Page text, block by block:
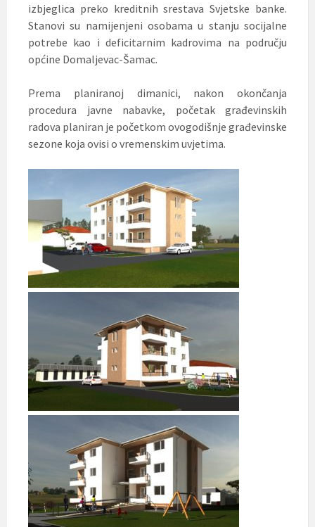
izbjeglica preko kreditnih srestava Svjetske banke.
Stanovi su namijenjeni osobama u stanju socijalne
potrebe kao i deficitarnim kadrovima na području
općine Domaljevac-Šamac.
Prema planiranoj dimanici, nakon okončanja
procedura javne nabavke, početak građevinskih
radova planiran je početkom ovogodišnje građevinske
sezone koja ovisi o vremenskim uvjetima.